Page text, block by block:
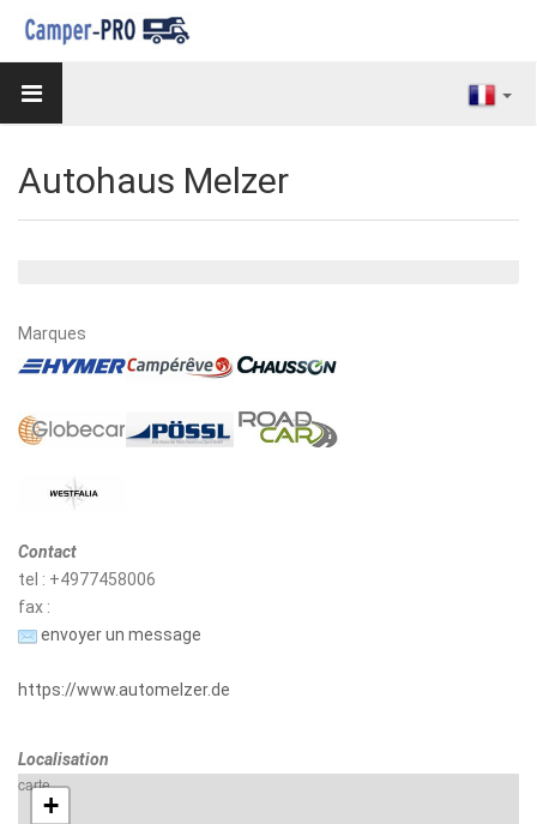
Autohaus Melzer
Marques
Contact
tel : +4977458006
fax :
envoyer un message
https://www.automelzer.de
Localisation
carte
+